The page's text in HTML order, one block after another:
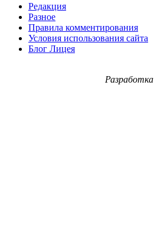
Редакция
Разное
Правила комментирования
Условия использования сайта
Блог Лицея
Разработка